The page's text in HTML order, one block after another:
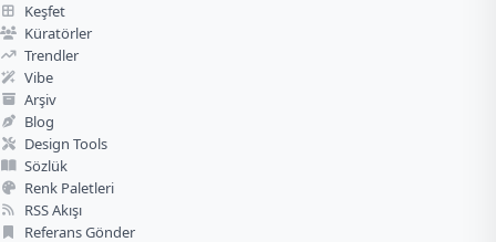
Keşfet
Küratörler
Trendler
Vibe
Arşiv
Blog
Design Tools
Sözlük
Renk Paletleri
RSS Akışı
Referans Gönder